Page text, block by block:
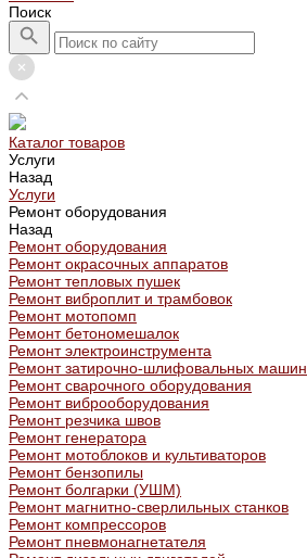
Поиск
Каталог товаров
Услуги
Назад
Услуги
Ремонт оборудования
Назад
Ремонт оборудования
Ремонт окрасочных аппаратов
Ремонт тепловых пушек
Ремонт виброплит и трамбовок
Ремонт мотопомп
Ремонт бетономешалок
Ремонт электроинструмента
Ремонт затирочно-шлифовальных машин
Ремонт сварочного оборудования
Ремонт виброоборудования
Ремонт резчика швов
Ремонт генератора
Ремонт мотоблоков и культиваторов
Ремонт бензопилы
Ремонт болгарки (УШМ)
Ремонт магнитно-сверлильных станков
Ремонт компрессоров
Ремонт пневмонагнетателя